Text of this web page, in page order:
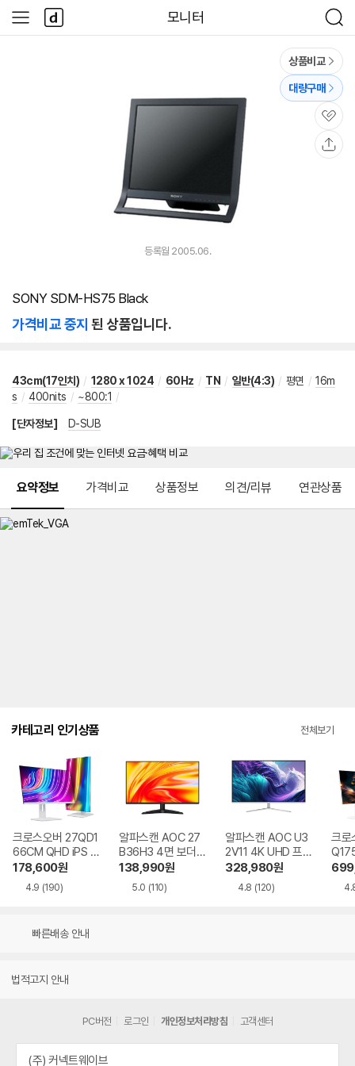
모니터
검
색
사
이
다
나
와
상품비교
대량구매
관
심
등록월 2005.06.
SONY SDM-HS75 Black
가격비교 중지 된 상품입니다.
43cm(17인치) / 1280 x 1024 / 60Hz / TN / 일반(4:3) / 평면 / 16m
s / 400nits / ~800:1 /
[단자정보] D-SUB
요약정보 가격비교 상품정보 의견/리뷰 연관상품
카테고리 인기상품 전체보기
크로스오버 27QD1
66CM QHD iPS U
SB-C 화이트 Ai 멀
티스탠드
178,600원
4.9 (190)
알파스캔 AOC 27
B36H3 4면 보더리
스 IPS 120 시력보
호 무결점
138,990원
5.0 (110)
알파스캔 AOC U3
2V11 4K UHD 프리
싱크 HDR 시력보호
무결점
328,980원
4.8 (120)
크로
Ai
빠른배송 안내
법적고지 안내
PC버전 로그인 개인정보처리방침 고객센터
(주) 커넥트웨이브